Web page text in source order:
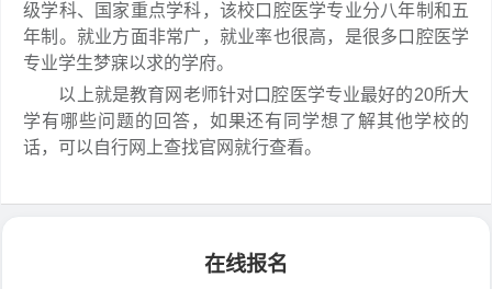
级学科、国家重点学科，该校口腔医学专业分八年制和五
年制。就业方面非常广，就业率也很高，是很多口腔医学
专业学生梦寐以求的学府。
以上就是教育网老师针对口腔医学专业最好的20所大
学有哪些问题的回答，如果还有同学想了解其他学校的
话，可以自行网上查找官网就行查看。
在线报名